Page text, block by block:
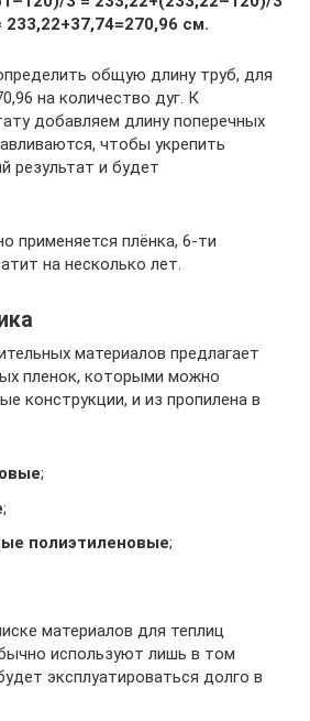
233,22+37,74=270,96 см.
общую длину труб, для
на количество дуг. К
добавляем длину поперечных
чтобы укрепить
результат и будет
применяется плёнка, 6-ти
на несколько лет.
материалов предлагает
пленок, которыми можно
конструкции, и из пропилена в
;
;
полиэтиленовые;
материалов для теплиц
используют лишь в том
эксплуатироваться долго в